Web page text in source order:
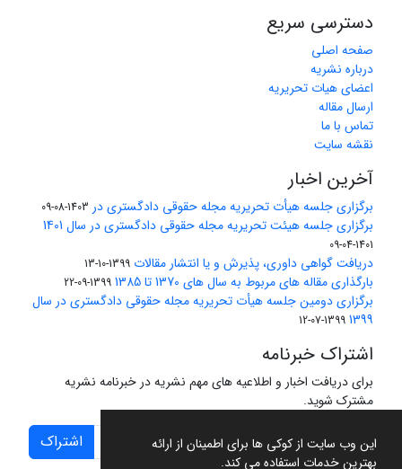
این وب سایت از کوکی ها برای اطمینان از ارائه
بهترین خدمات استفاده می کند.
دسترسی سریع
صفحه اصلی
درباره نشریه
اعضای هیات تحریریه
ارسال مقاله
تماس با ما
نقشه سایت
آخرین اخبار
برگزاری جلسه هیأت تحریریه مجله حقوقی دادگستری در 1403-08-09
برگزاری جلسه هیئت تحریریه مجله حقوقی دادگستری در سال 1401
1401-04-09
دریافت گواهی داوری، پذیرش و یا انتشار مقالات 1399-10-13
بارگذاری مقاله های مربوط به سال های 1370 تا 1385 1399-09-22
برگزاری دومین جلسه هیأت تحریریه مجله حقوقی دادگستری در سال
1399
1399-07-12
اشتراک خبرنامه
برای دریافت اخبار و اطلاعیه های مهم نشریه در خبرنامه نشریه
مشترک شوید.
اشتراک